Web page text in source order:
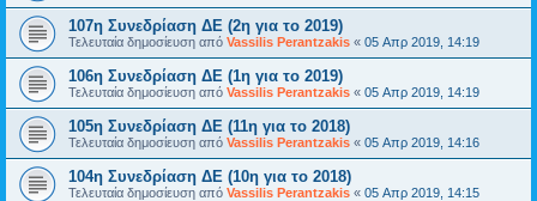
107η Συνεδρίαση ΔΕ (2η για το 2019)
Τελευταία δημοσίευση από Vassilis Perantzakis « 05 Απρ 2019, 14:19
106η Συνεδρίαση ΔΕ (1η για το 2019)
Τελευταία δημοσίευση από Vassilis Perantzakis « 05 Απρ 2019, 14:19
105η Συνεδρίαση ΔΕ (11η για το 2018)
Τελευταία δημοσίευση από Vassilis Perantzakis « 05 Απρ 2019, 14:16
104η Συνεδρίαση ΔΕ (10η για το 2018)
Τελευταία δημοσίευση από Vassilis Perantzakis « 05 Απρ 2019, 14:15